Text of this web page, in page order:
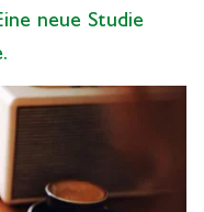
neue Studie